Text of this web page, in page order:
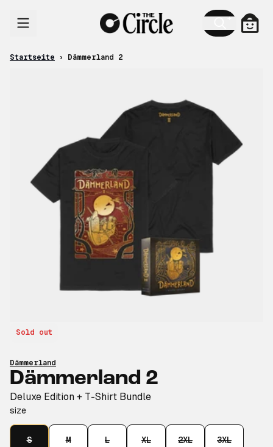
Startseite › Dämmerland 2
Dämmerland
Dämmerland 2
Deluxe Edition + T-Shirt Bundle
size
S M L XL 2XL 3XL
Sold out